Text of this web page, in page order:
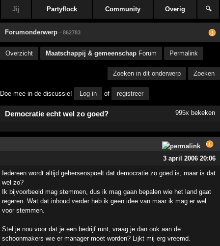
Jij Partyflock Community Overig 🔍
Forumonderwerp · 862783
Overzicht Maatschappij & gemeenschap Forum Permalink
Zoeken in dit onderwerp Zoeken
Doe mee in de discussie! Log in of registreer
Democratie echt wel zo goed? 995x bekeken
3 april 2006 20:06
Iedereen wordt altijd gehersenspoelt dat democratie zo goed is, maar is dat
wel zo?
Ik bijvoorbeeld mag stemmen, dus ik mag gaan bepalen wie het land gaat
regeren. Wat dat inhoud verder heb ik geen idee van maar ik mag er wel
voor stemmen.
Stel je nou voor dat je een bedrijf runt, vraag je dan ook aan de
schoonmakers wie er manager moet worden? Lijkt mij erg vreemd.